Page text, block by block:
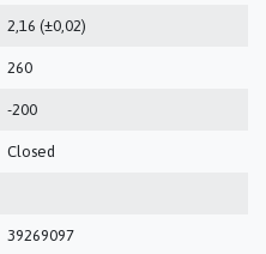
2,16 (±0,02)
260
-200
Closed
39269097